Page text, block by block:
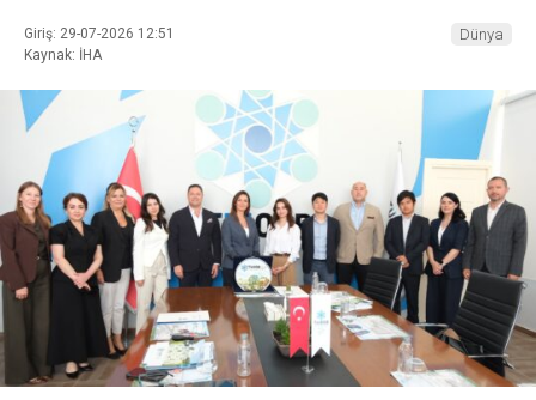
Giriş: 29-07-2026 12:51
Kaynak: İHA
Dünya